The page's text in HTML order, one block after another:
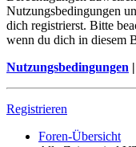
Nutzungsbedingungen
dich registrierst. Bitte
wenn du dich in diesem
Nutzungsbedingungen |
Registrieren
Foren-Übersicht